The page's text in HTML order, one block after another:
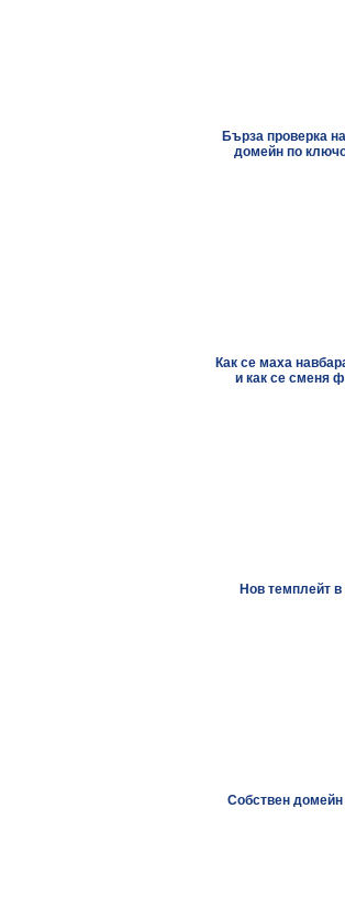
Бърза проверка
домейн по
Как се маха
и как се сменя
Нов темплейт
Собствен